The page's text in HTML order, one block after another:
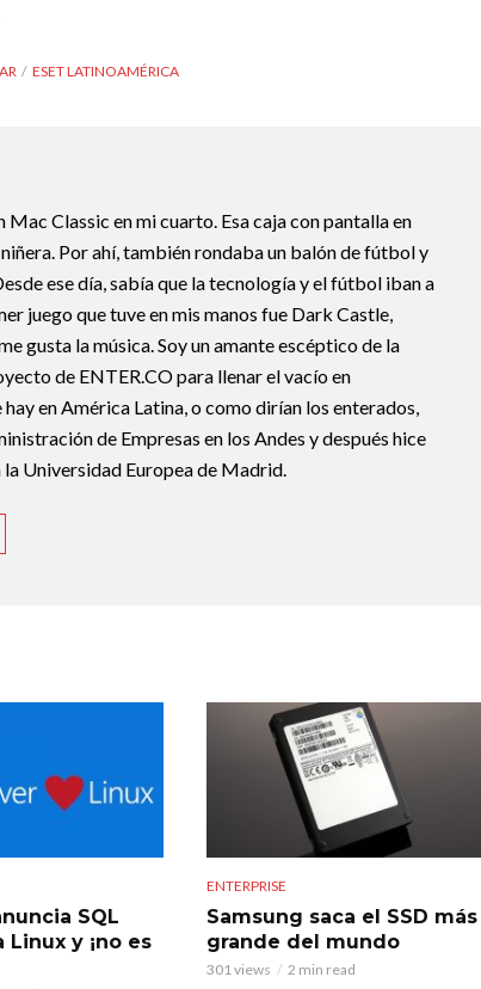
ESET LATINOAMÉRICA
Mac Classic en mi cuarto. Esa caja con pantalla en
Por ahí, también rondaba un balón de fútbol y
ese día, sabía que la tecnología y el fútbol iban a
juego que tuve en mis manos fue Dark Castle,
gusta la música. Soy un amante escéptico de la
de ENTER.CO para llenar el vacío en
en América Latina, o como dirían los enterados,
de Empresas en los Andes y después hice
Universidad Europea de Madrid.
SQL
Linux y ¡no es
ENTERPRISE
Samsung saca el SSD más
grande del mundo
301 views 2 min read